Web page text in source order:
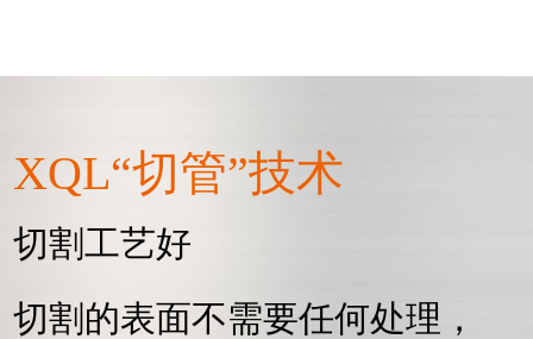
XQL“切管”技术
切割工艺好
切割的表面不需要任何处理，